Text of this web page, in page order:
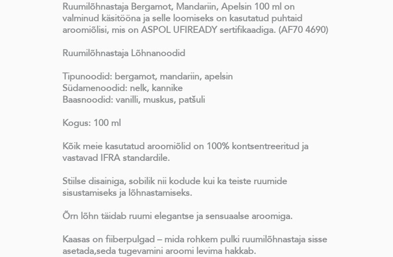
Ruumilõhnastaja Bergamot, Mandariin, Apelsin 100 ml on
valminud käsitööna ja selle loomiseks on kasutatud puhtaid
aroomiõlisi, mis on ASPOL UFIREADY sertifikaadiga. (AF70 4690)
Ruumilõhnastaja Lõhnanoodid
Tipunoodid: bergamot, mandariin, apelsin
Südamenoodid: nelk, kannike
Baasnoodid: vanilli, muskus, patšuli
Kogus: 100 ml
Kõik meie kasutatud aroomiõlid on 100% kontsentreeritud ja
vastavad IFRA standardile.
Stiilse disainiga, sobilik nii kodude kui ka teiste ruumide
sisustamiseks ja lõhnastamiseks.
Õrn lõhn täidab ruumi elegantse ja sensuaalse aroomiga.
Kaasas on fiiberpulgad – mida rohkem pulki ruumilõhnastaja sisse
asetada,seda tugevamini aroomi levima hakkab.